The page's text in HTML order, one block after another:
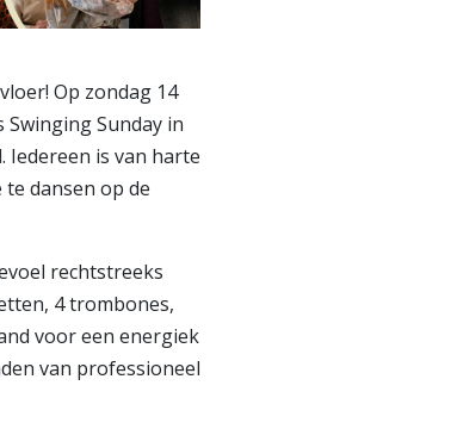
Op zondag 14
Sunday in
Iedereen is van harte
dansen op de
rechtstreeks
4 trombones,
voor een energiek
van professioneel